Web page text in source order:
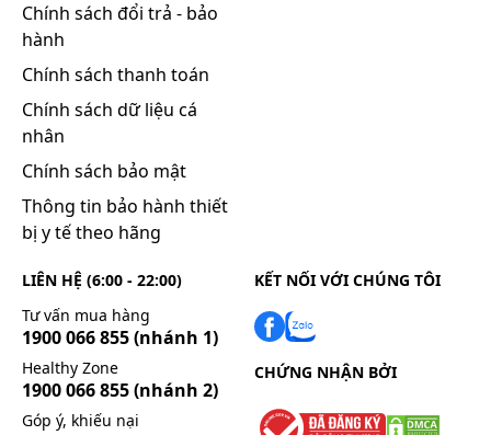
Chính sách đổi trả - bảo
hành
Chính sách thanh toán
Chính sách dữ liệu cá
nhân
Chính sách bảo mật
Thông tin bảo hành thiết
bị y tế theo hãng
LIÊN HỆ (6:00 - 22:00)
Tư vấn mua hàng
1900 066 855(nhánh 1)
Healthy Zone
1900 066 855(nhánh 2)
Góp ý, khiếu nại
KẾT NỐI VỚI CHÚNG TÔI
CHỨNG NHẬN BỞI